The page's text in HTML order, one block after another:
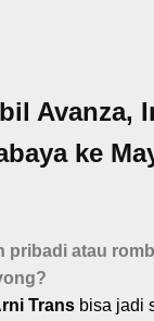
Avanza,
ke
pribadi atau
Trans bisa jadi